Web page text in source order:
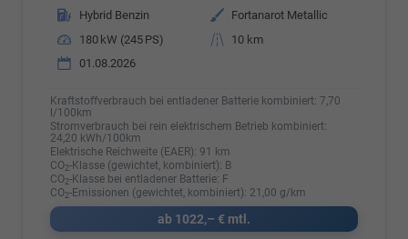
Kraftstoff
Hybrid Benzin Außenfarbe
Fortanarot Metallic
Leistung
180 kW (245 PS) Kilometerstand
10 km
01.08.2026
Kraftstoffverbrauch bei entladener Batterie kombiniert:7,70
l/100km
Stromverbrauch bei rein elektrischem Betrieb kombiniert:
24,20 kWh/100km
Elektrische Reichweite (EAER): 91 km
CO2-Klasse (gewichtet, kombiniert): B
CO2-Klasse bei entladener Batterie: F
CO2-Emissionen (gewichtet, kombiniert): 21,00 g/km
ab 1022,– € mtl.